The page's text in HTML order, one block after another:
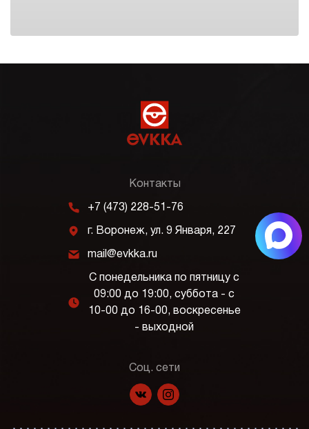
Контакты
m +7 (473) 228-51-76
j г. Воронеж, ул. 9 Января, 227
k mail@evkka.ru
l
С понедельника по пятницу с
09:00 до 19:00, суббота - с
10-00 до 16-00, воскресенье
- выходной
Соц. сети
f p